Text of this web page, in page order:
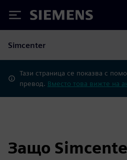
Siemens
Simcenter
Тази страница се показва с
превод. Вместо това вижте на
Защо